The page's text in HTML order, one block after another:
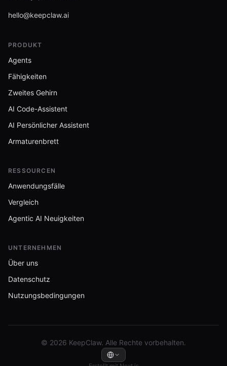
hello@keepclaw.ai
PRODUKT
Agents
Fähigkeiten
Zweites Gehirn
AI Code-Assistent
AI Persönlicher Assistent
Armaturenbrett
RESSOURCEN
Anwendungsfälle
Vergleich
Agentic AI Neuigkeiten
UNTERNEHMEN
Über uns
Datenschutz
Nutzungsbedingungen
© 2026 KeepClaw. Alle Rechte vorbehalten.